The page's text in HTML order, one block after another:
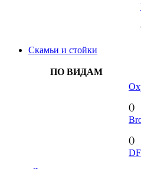
Скамьи и стойки
ПО ВИДАМ
()
()